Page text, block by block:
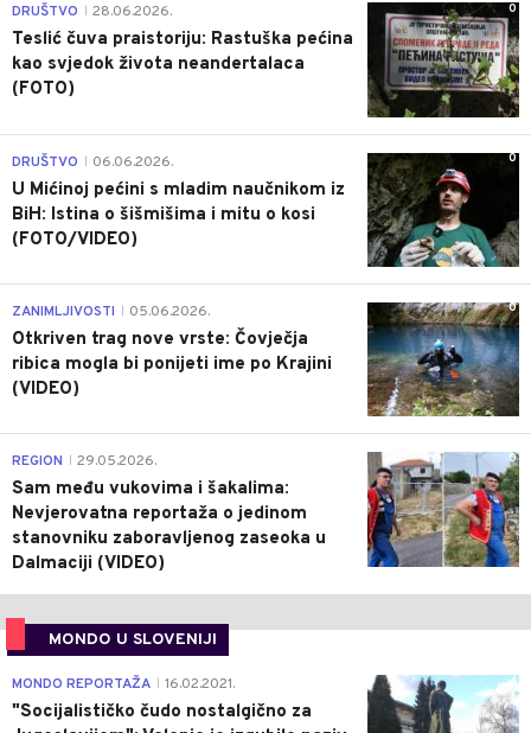
0
DRUŠTVO 28.06.2026.
Teslić čuva praistoriju: Rastuška pećina
kao svjedok života neandertalaca
(FOTO)
0
DRUŠTVO 06.06.2026.
U Mićinoj pećini s mladim naučnikom iz
BiH: Istina o šišmišima i mitu o kosi
(FOTO/VIDEO)
0
ZANIMLJIVOSTI 05.06.2026.
Otkriven trag nove vrste: Čovječja
ribica mogla bi ponijeti ime po Krajini
(VIDEO)
0
REGION 29.05.2026.
Sam među vukovima i šakalima:
Nevjerovatna reportaža o jedinom
stanovniku zaboravljenog zaseoka u
Dalmaciji (VIDEO)
MONDO U SLOVENIJI
4
MONDO REPORTAŽA 16.02.2021.
"Socijalističko čudo nostalgično za